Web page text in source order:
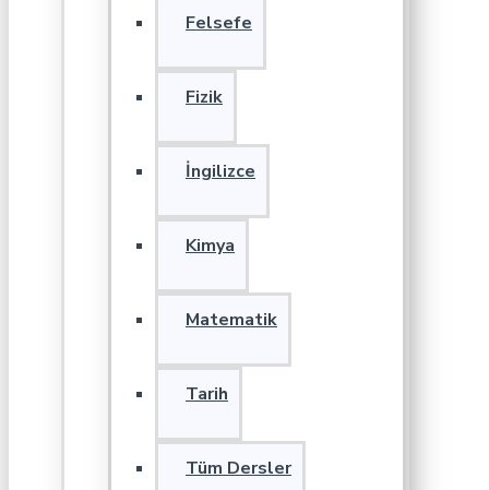
Felsefe
Fizik
İngilizce
Kimya
Matematik
Tarih
Tüm Dersler